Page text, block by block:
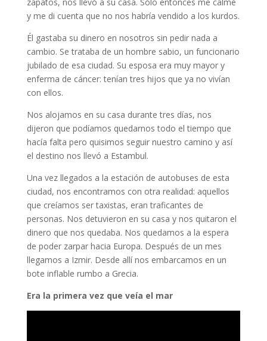
y me di cuenta que no nos habría vendido a los kurdos.
Él gastaba su dinero en nosotros sin pedir nada a
cambio. Se trataba de un hombre sabio, un funcionario
jubilado de esa ciudad. Su esposa era muy mayor y
enferma de cáncer: tenían tres hijos que ya no vivían
con ellos.
Nos alojamos en su casa durante tres días, nos
dijeron que podíamos quedarnos todo el tiempo que
hacía falta pero quisimos seguir nuestro camino y así
el destino nos llevó a Estambul.
Una vez llegados a la estación de autobuses de esta
ciudad, nos encontramos con otra realidad: aquellos
que creíamos ser taxistas, eran traficantes de
personas. Nos detuvieron en su casa y nos quitaron el
dinero que nos quedaba. Nos quedamos a la espera
de poder zarpar hacia Europa. Después de un mes
llegamos a Izmir. Desde allí nos embarcamos en un
bote inflable rumbo a Grecia.
Era la primera vez que veía el mar